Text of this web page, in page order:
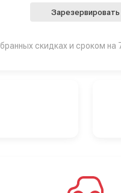
Зарезервировать
скидках и сроком на